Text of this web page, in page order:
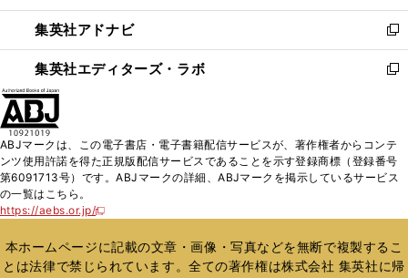
開
く
ウ
で
開
く
ン
ド
ウ
で
ウ
ィ
ン
ド
く
集英社アドナビ
新
し
い
ド
ウ
で
集英社エディターズ・ラボ
新
ィ
ン
ド
開
く
ABJマークは、この電子書店・電子書籍配信サービスが、著作権者からコンテ
ンツ使用許諾を得た正規版配信サービスであることを示す登録商標（登録番号
第6091713号）です。ABJマークの詳細、ABJマークを掲示しているサービス
の一覧はこちら。
https://aebs.or.jp/
新
い
ウ
ィ
本ホームページに記載の文章・画像・写真などを無断で複製するこ
とは法律で禁じられています。全ての著作権は株式会社 集英社に帰